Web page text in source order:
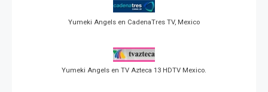
Yumeki Angels en CadenaTres TV, Mexico
Yumeki Angels en TV Azteca 13 HDTV Mexico.